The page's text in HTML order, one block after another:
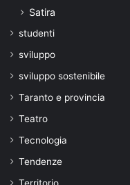
Satira
studenti
sviluppo
sviluppo sostenibile
Taranto e provincia
Teatro
Tecnologia
Tendenze
Territorio